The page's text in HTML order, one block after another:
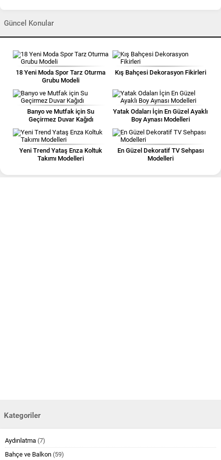
Güncel Konular
18 Yeni Moda Spor Tarz Oturma
Grubu Modeli
Kış Bahçesi Dekorasyon Fikirleri
Banyo ve Mutfak için Su
Geçirmez Duvar Kağıdı
Yatak Odaları İçin En Güzel Ayaklı
Boy Aynası Modelleri
Yeni Trend Yataş Enza Koltuk
Takımı Modelleri
En Güzel Dekoratif TV Sehpası
Modelleri
Kategoriler
Aydınlatma (7)
Bahçe ve Balkon (59)